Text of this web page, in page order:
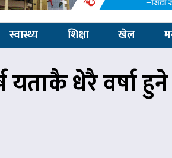
स्वास्थ्य शिक्षा खेल
धेरै वर्षा हुने